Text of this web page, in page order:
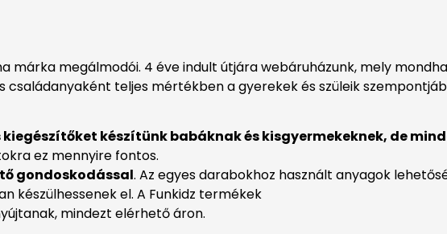
márka megálmodói. 4 éve indult útjára webáruházunk, mely
teljes mértékben a gyerekek és szüleik
készítünk babáknak és kisgyermekeknek, de
ez mennyire fontos.
gondoskodással. Az egyes darabokhoz használt anyagok
készülhessenek el. A Funkidz termékek
mindezt elérhető áron.